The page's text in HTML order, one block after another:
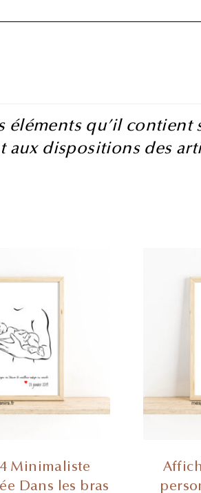
qu’il contient
dispositions des
Minimaliste
Dans les bras